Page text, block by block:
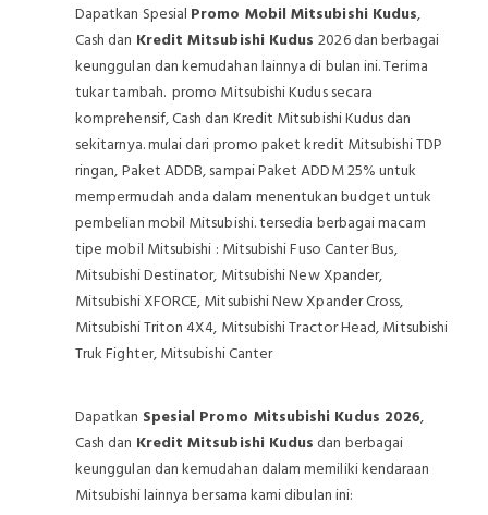
Dapatkan Spesial Promo Mobil Mitsubishi Kudus,
Cash dan Kredit Mitsubishi Kudus2026 dan berbagai
keunggulan dan kemudahan lainnya di bulan ini. Terima
tukar tambah. promo Mitsubishi Kudus secara
komprehensif, Cash dan Kredit Mitsubishi Kudus dan
sekitarnya. mulai dari promo paket kredit Mitsubishi TDP
ringan, Paket ADDB, sampai Paket ADDM 25% untuk
mempermudah anda dalam menentukan budget untuk
pembelian mobil Mitsubishi. tersedia berbagai macam
tipe mobil Mitsubishi : Mitsubishi Fuso Canter Bus,
Mitsubishi Destinator, Mitsubishi New Xpander,
Mitsubishi XFORCE, Mitsubishi New Xpander Cross,
Mitsubishi Triton 4X4, Mitsubishi Tractor Head, Mitsubishi
Truk Fighter, Mitsubishi Canter
Dapatkan Spesial Promo Mitsubishi Kudus 2026,
Cash dan Kredit Mitsubishi Kudus dan berbagai
keunggulan dan kemudahan dalam memiliki kendaraan
Mitsubishi lainnya bersama kami dibulan ini: